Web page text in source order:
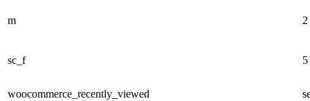
m
sc_f
woocommerce_recently_viewed